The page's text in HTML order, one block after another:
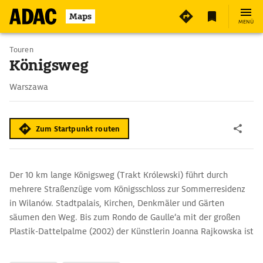
Maps MENÜ
Touren
Königsweg
Warszawa
Zum Startpunkt routen
Der 10 km lange Königsweg (Trakt Królewski) führt durch
mehrere Straßenzüge vom Königsschloss zur Sommerresidenz
in Wilanów. Stadtpalais, Kirchen, Denkmäler und Gärten
säumen den Weg. Bis zum Rondo de Gaulle’a mit der großen
Plastik-Dattelpalme (2002) der Künstlerin Joanna Rajkowska ist
An der ul. Krakowskie Przedmieście (Krakauer-Vorstadt-Straße)